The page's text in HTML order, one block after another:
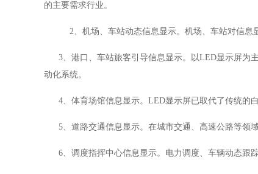
的主要需求行业。
2、 机场、车站动态信息显示。机场、车站对信息
3、 港口、车站旅客引导信息显示。以LED显示屏为
动化系统。
4、 体育场馆信息显示。 LED显示屏已取代了传统的
5、 道路交通信息显示。在城市交通、高速公路等领域
6、 调度指挥中心信息显示。电力调度、车辆动态跟